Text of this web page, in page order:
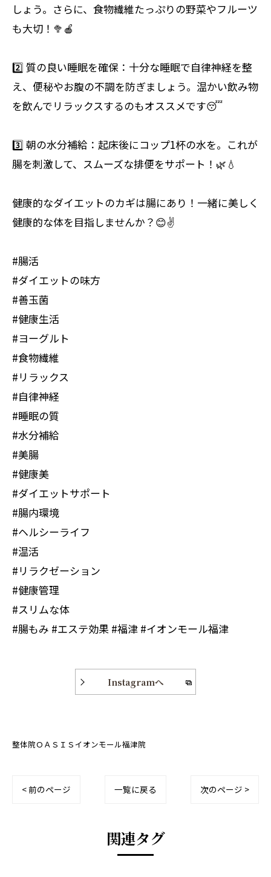
しょう。さらに、食物繊維たっぷりの野菜やフルーツ
も大切！🥦🍎
2️⃣ 質の良い睡眠を確保：十分な睡眠で自律神経を整
え、便秘やお腹の不調を防ぎましょう。温かい飲み物
を飲んでリラックスするのもオススメです😴
3️⃣ 朝の水分補給：起床後にコップ1杯の水を。これが
腸を刺激して、スムーズな排便をサポート！🌿💧
健康的なダイエットのカギは腸にあり！一緒に美しく
健康的な体を目指しませんか？😊✌️
#腸活
#ダイエットの味方
#善玉菌
#健康生活
#ヨーグルト
#食物繊維
#リラックス
#自律神経
#睡眠の質
#水分補給
#美腸
#健康美
#ダイエットサポート
#腸内環境
#ヘルシーライフ
#温活
#リラクゼーション
#健康管理
#スリムな体
#腸もみ #エステ効果 #福津 #イオンモール福津
Instagramへ
整体院ＯＡＳＩＳイオンモール福津院
< 前のページ 一覧に戻る 次のページ >
関連タグ